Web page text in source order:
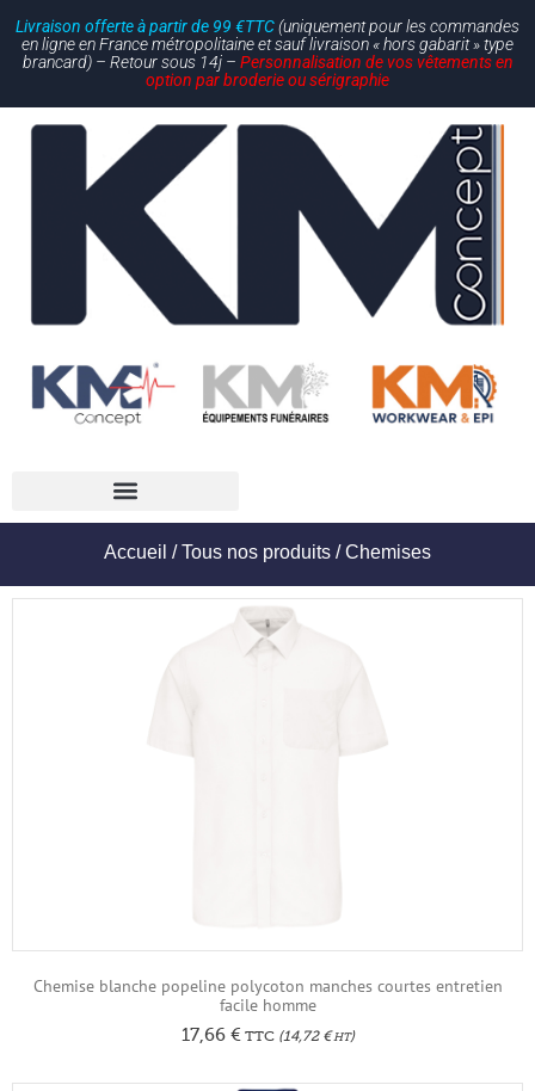
Livraison offerte à partir de 99 €TTC(uniquement pour les commandes
en ligne en France métropolitaine et sauf livraison « hors gabarit » type
brancard) – Retour sous 14j – Personnalisation de vos vêtements en
option par broderie ou sérigraphie
Accueil /Tous nos produits / Chemises
Chemise blanche popeline polycoton manches courtes entretien
facile homme
17,66 €TTC(14,72 €HT)